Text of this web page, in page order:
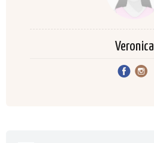
Veronica